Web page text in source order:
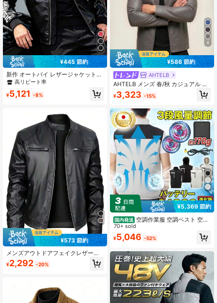
5.9K フォロワー
¥445 節約
新作 オートバイ レザージャケット
メンズ、レザージャケット メンズ ア
ングジャケット メンズ、ルーズフィ
高リピート率
¥5,121 -8%
¥573 節約
メンズアウトドアフェイクレザージ
ャケット、モーターサイクルスタイ
ル、レトロスポーツ
¥2,292 -20%
4
¥586 節約
AHTELB
AHTELB メンズ 春/秋 カジュアル ヴ
ィンテージ バイク レザー ジャケッ
ト、ファッション ハンサム 無地 レ
イル レザー ジャケット、レーシング
スタイル、アウトドア集会やライデ
ィングアクティビティに最適、夫、
ボーイフレンド、友人、顧客、父親
へのギフト PUレザー スポーツジャ
ケット、レザージャケット、メンズ
ジャケット
¥3,323 -15%
¥5,369 節約
国内発送 空調作業服 空調ベスト 空調
ウェア フルセット ファン バッテリ
ー 空調服と互換不可 レディース 男
女兼用 2026 爆買
70+ sold
¥5,046 -52%